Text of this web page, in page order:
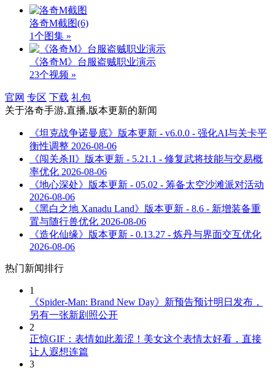
洛奇M截图(6)
1个图集 »
《洛奇M》台服盗贼职业演示
23个视频 »
官网 专区 下载 礼包
关于洛奇手游,直播,版本更新的新闻
《坦克战争诺曼底》版本更新 - v6.0.0 - 强化AI与关卡平
衡性调整 2026-08-06
《闯关杀II》版本更新 - 5.21.1 - 修复武将技能与交易概
率优化 2026-08-06
《地心深处》版本更新 - 05.02 - 筹备太空沙滩派对活动
2026-08-06
《黑白之地 Xanadu Land》版本更新 - 8.6 - 新增装备重
置与随行兽优化 2026-08-06
《造化仙缘》版本更新 - 0.13.27 - 炼丹与界面交互优化
2026-08-06
热门新闻排行
1
《Spider-Man: Brand New Day》新预告预计明日发布，
另有一张新剧照公开
2
正惊GIF：表情如此羞涩！美女这个表情太好看，直接
让人遐想连篇
3